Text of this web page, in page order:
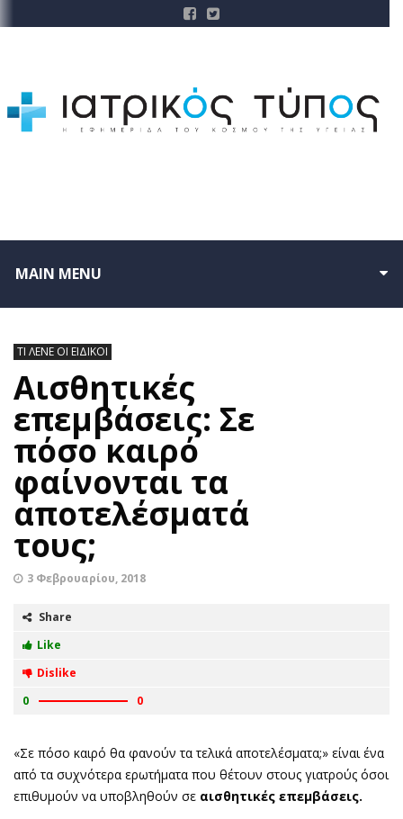
MAIN MENU
ΤΙ ΛΕΝΕ ΟΙ ΕΙΔΙΚΟΙ
Αισθητικές
επεμβάσεις: Σε
πόσο καιρό
φαίνονται τα
αποτελέσματά
τους;
3 Φεβρουαρίου, 2018
Share
Like
Dislike
0
0
«Σε πόσο καιρό θα φανούν τα τελικά αποτελέσματα;» είναι ένα
από τα συχνότερα ερωτήματα που θέτουν στους γιατρούς όσοι
επιθυμούν να υποβληθούν σε αισθητικές επεμβάσεις.